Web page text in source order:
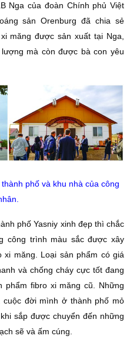
Nga của đoàn Chính phủ Việt
sản Orenburg đã chia sẻ
măng được sản xuất tại Nga,
mà còn được bà con yêu
phố và khu nhà của công
phố Yasniy xinh đẹp thì chắc
công trình màu sắc được xây
măng. Loại sản phẩm có giá
và chống cháy cực tốt đang
phẩm fibro xi măng cũ. Những
đời mình ở thành phố mỏ
sắp được chuyển đến những
sẽ và ấm cúng.